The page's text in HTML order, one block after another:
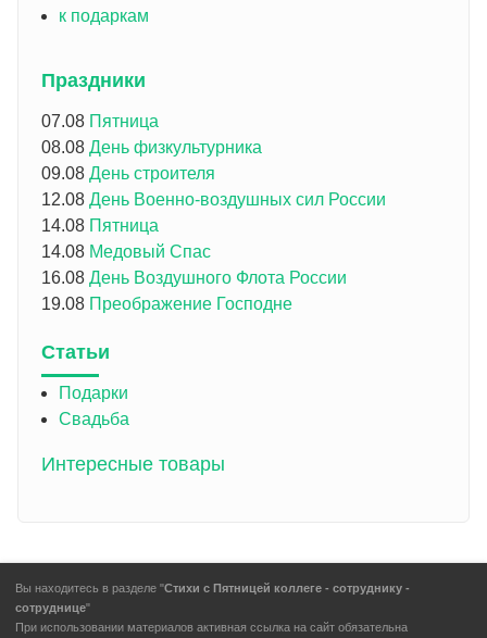
к подаркам
Праздники
07.08 Пятница
08.08 День физкультурника
09.08 День строителя
12.08 День Военно-воздушных сил России
14.08 Пятница
14.08 Медовый Спас
16.08 День Воздушного Флота России
19.08 Преображение Господне
Статьи
Подарки
Свадьба
Интересные товары
Вы находитесь в разделе "Стихи с Пятницей коллеге - сотруднику -
сотруднице"
При использовании материалов активная ссылка на сайт обязательна